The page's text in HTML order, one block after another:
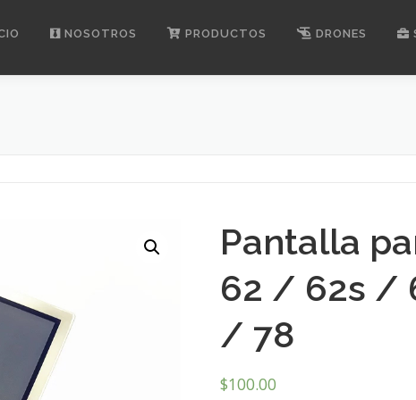
NOSOTROS PRODUCTOS DRONES
Pantalla
62 / 62s /
/ 78
$100.00